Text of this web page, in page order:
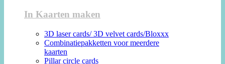
In Kaarten maken
3D laser cards/ 3D velvet cards/Bloxxx
Combinatiepakketten voor meerdere
kaarten
Pillar circle cards